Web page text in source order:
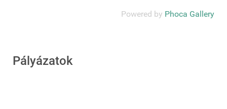
Powered by Phoca Gallery
Pályázatok